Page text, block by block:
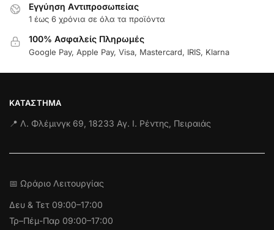
Εγγύηση Aντιπροσωπείας
1 έως 6 χρόνια σε όλα τα προϊόντα
100% Ασφαλείς Πληρωμές
Google Pay, Apple Pay, Visa, Mastercard, IRIS, Klarna
ΚΑΤΆΣΤΗΜΑ
📍 Λ. Φλέμινγκ 69, 18233 Αγ. Ι. Ρέντης, Πειραιάς
📅 Ωράριο Λειτουργίας
Δευ & Τετ 09:00–17:00
Τρ–Πέμ-Παρ 09:00–17:00